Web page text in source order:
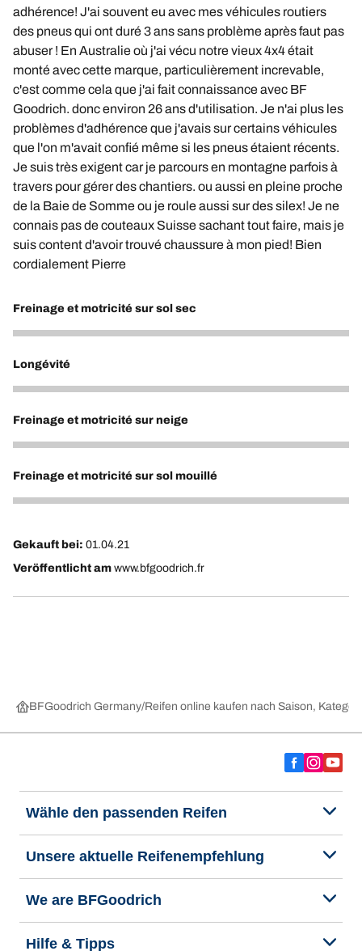
adhérence! J'ai souvent eu avec mes véhicules routiers
des pneus qui ont duré 3 ans sans problème après faut pas
abuser ! En Australie où j'ai vécu notre vieux 4x4 était
monté avec cette marque, particulièrement increvable,
c'est comme cela que j'ai fait connaissance avec BF
Goodrich. donc environ 26 ans d'utilisation. Je n'ai plus les
problèmes d'adhérence que j'avais sur certains véhicules
que l'on m'avait confié même si les pneus étaient récents.
Je suis très exigent car je parcours en montagne parfois à
travers pour gérer des chantiers. ou aussi en pleine proche
de la Baie de Somme ou je roule aussi sur des silex! Je ne
connais pas de couteaux Suisse sachant tout faire, mais je
suis content d'avoir trouvé chaussure à mon pied! Bien
cordialement Pierre
Freinage et motricité sur sol sec
5
Longévité
5
Freinage et motricité sur neige
5
Freinage et motricité sur sol mouillé
5
Gekauft bei: 01.04.21
Veröffentlicht am www.bfgoodrich.fr
BFGoodrich Germany Reifen online kaufen nach Saison,
Wähle den passenden Reifen
Unsere aktuelle Reifenempfehlung
We are BFGoodrich
Hilfe & Tipps